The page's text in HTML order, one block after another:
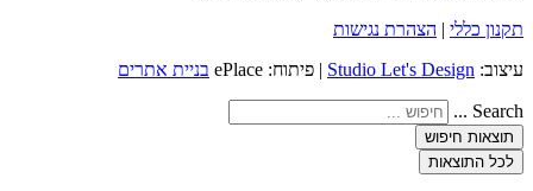
תקנון כללי | הצהרת נגישות
עיצוב: Studio Let's Design | פיתוח: ePlace בניית אתרים
Search ...
תוצאות חיפוש
לכל התוצאות